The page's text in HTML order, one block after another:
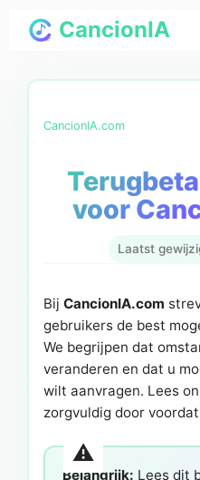
CancionIA
CancionIA.com
voor
Laatst
Bij CancionIA.com
gebruikers de best
We begrijpen dat
veranderen en dat u
wilt aanvragen. Lees
zorgvuldig door
Belangrijk: Lees dit